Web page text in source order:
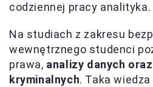
codziennej pracy analityka.
Na studiach z zakresu
wewnętrznego studenci
prawa, analizy danych
kryminalnych. Taka